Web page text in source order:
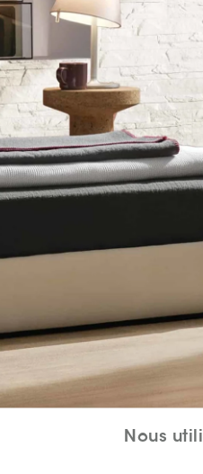
Nous